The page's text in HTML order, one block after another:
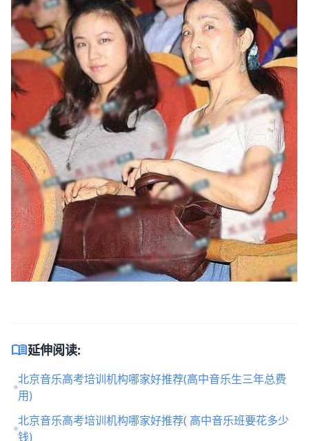
menu_book延伸阅读:
北京音乐高考培训机构哪家好推荐(高中音乐生三年总费
用)
北京音乐高考培训机构哪家好推荐( 高中音乐班要花多少
钱)